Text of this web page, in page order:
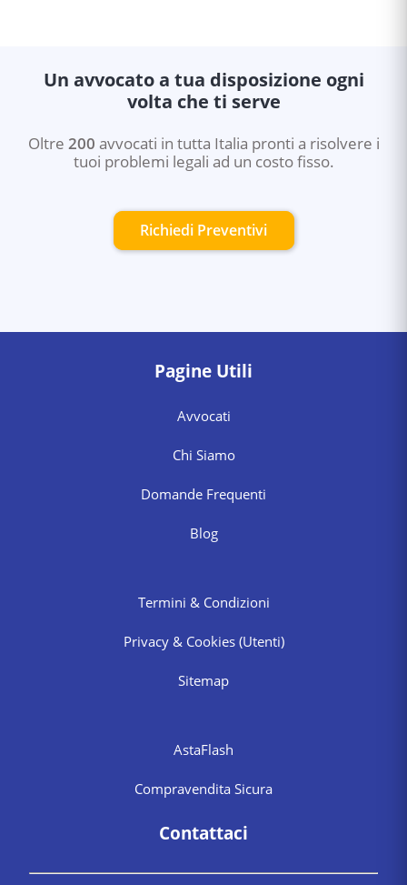
Un avvocato a tua disposizione ogni
volta che ti serve
Oltre 200 avvocati in tutta Italia pronti a risolvere i
tuoi problemi legali ad un costo fisso.
Richiedi Preventivi
Pagine Utili
Avvocati
Chi Siamo
Domande Frequenti
Blog
Termini & Condizioni
Privacy & Cookies (Utenti)
Sitemap
AstaFlash
Compravendita Sicura
Contattaci